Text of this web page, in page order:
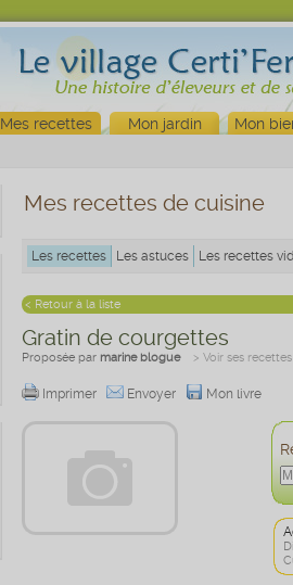
Mes recettes Mon jardin Mon
Mes recettes de cuisine
Les recettes Les astuces Les recettes
< Retour à la liste
Gratin de courgettes
Proposée par marine blogue > Voir ses recettes
Imprimer Envoyer Mon livre